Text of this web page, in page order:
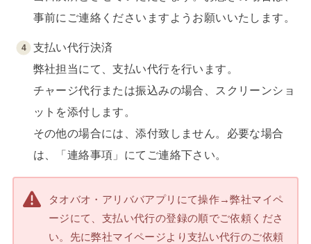
事前にご連絡くださいますようお願いいたします。
支払い代行決済
弊社担当にて、支払い代行を行います。
チャージ代行または振込みの場合、スクリーンショ
ットを添付します。
その他の場合には、添付致しません。必要な場合
は、「連絡事項」にてご連絡下さい。
タオバオ・アリババアプリにて操作→弊社マイペ
ージにて、支払い代行の登録の順でご依頼くださ
い。先に弊社マイページより支払い代行のご依頼